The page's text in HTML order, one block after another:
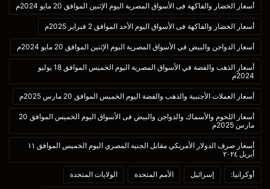
أسعار الخضار والفاكهة فى الأسواق المصرية اليوم الإثنين الموافق 20 مايو 2024م
أسعار الخضار والفاكهة فى الأسواق اليوم الأحد الموافق 2 فبراير 2025م
أسعار الدواجن والبيض في الأسواق المصرية اليوم الإثنين الموافق 20 مايو 2024م
أسعار الذهب والفضة في الأسواق المصرية اليوم الخميس الموافق 18 يوليو
2024م
أسعار العملات الأجنبية والذهب والفضة اليوم الخميس الموافق 20 مارس 2025م
أسعار اللحوم والأسماك والدواجن والبيض فى الأسواق اليوم الخميس الموافق 20
مارس 2025م
أسعار صرف الدولار الأمريكي مقابل الجنيه المصري اليوم الخميس الموافق ١١
أبريل ٢٠٢٤
أوكرانيا: إسرائيل الأمم المتحدة الولايات المتحدة